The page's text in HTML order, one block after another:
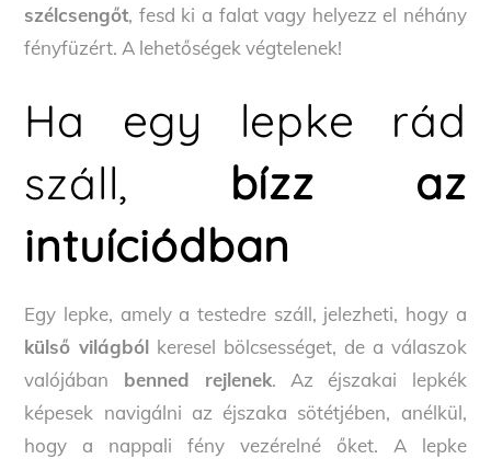
szélcsengőt, fesd ki a falat vagy helyezz el néhány
fényfüzért. A lehetőségek végtelenek!
Ha egy lepke rád
száll, bízz az
intuíciódban
Egy lepke, amely a testedre száll, jelezheti, hogy a
külső világból keresel bölcsességet, de a válaszok
valójában benned rejlenek. Az éjszakai lepkék
képesek navigálni az éjszaka sötétjében, anélkül,
hogy a nappali fény vezérelné őket. A lepke